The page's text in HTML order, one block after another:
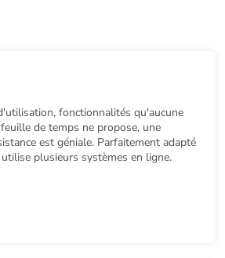
fonctionnalités qu'aucune
de temps ne propose, une
est géniale. Parfaitement adapté
plusieurs systèmes en ligne.